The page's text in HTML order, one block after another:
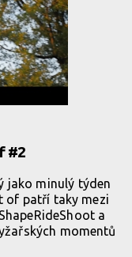
#2
jako minulý týden
of patří taky mezi
a
momentů